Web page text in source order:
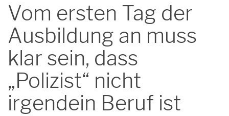
Vom ersten Tag der
Ausbildung an muss
klar sein, dass
„Polizist“ nicht
irgendein Beruf ist